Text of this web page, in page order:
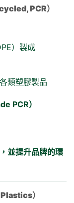
PCR）
）製成
類塑膠製品
PCR）
並提升品牌的環
）